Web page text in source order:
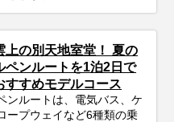
上の別天地室堂！ 夏の
ペンルートを1泊2日で
すすめモデルコース
ンルートは、電気バス、ケ
ープウェイなど6種類の乗